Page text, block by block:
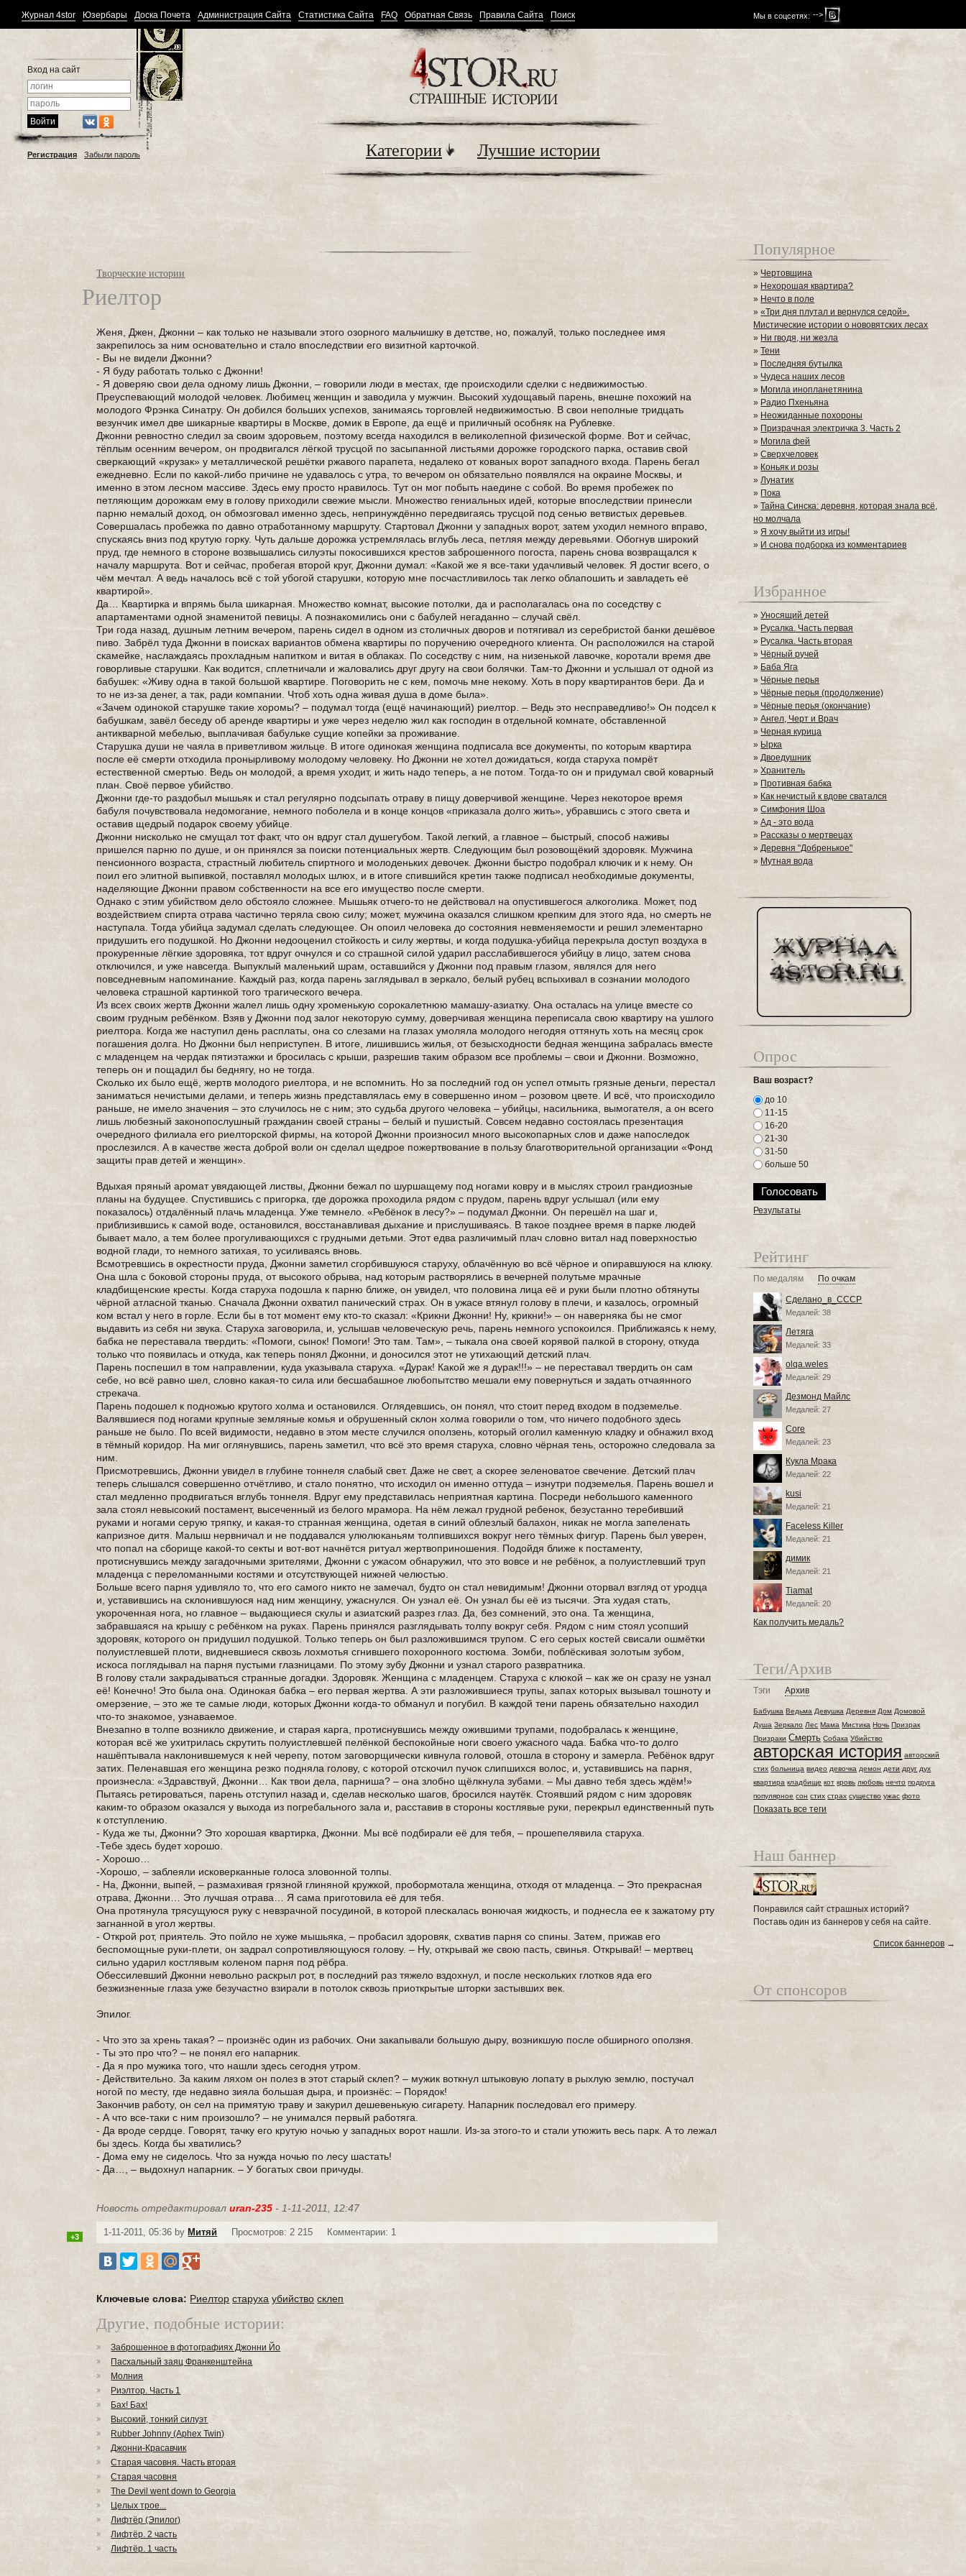
Мы в соцсетях: -->
Журнал 4stor Юзербары Доска Почета Администрация Сайта Статистика Сайта FAQ Обратная Связь Правила Сайта Поиск
Вход на сайт
Регистрация Забыли пароль Категории Лучшие истории
Творческие истории
Риелтор
Женя, Джен, Джонни – как только не называли этого озорного мальчишку в детстве, но, пожалуй, только последнее имя
закрепилось за ним основательно и стало впоследствии его визитной карточкой.
- Вы не видели Джонни?
- Я буду работать только с Джонни!
- Я доверяю свои дела одному лишь Джонни, – говорили люди в местах, где происходили сделки с недвижимостью.
Преуспевающий молодой человек. Любимец женщин и заводила у мужчин. Высокий худощавый парень, внешне похожий на
молодого Фрэнка Синатру. Он добился больших успехов, занимаясь торговлей недвижимостью. В свои неполные тридцать
везунчик имел две шикарные квартиры в Москве, домик в Европе, да ещё и приличный особняк на Рублевке.
Джонни ревностно следил за своим здоровьем, поэтому всегда находился в великолепной физической форме. Вот и сейчас,
тёплым осенним вечером, он продвигался лёгкой трусцой по засыпанной листьями дорожке городского парка, оставив свой
сверкающий «крузак» у металлической решётки ржавого парапета, недалеко от кованых ворот западного входа. Парень бегал
ежедневно. Если по какой-либо причине не удавалось с утра, то вечером он обязательно появлялся на окраине Москвы, и
именно в этом лесном массиве. Здесь ему просто нравилось. Тут он мог побыть наедине с собой. Во время пробежек по
петляющим дорожкам ему в голову приходили свежие мысли. Множество гениальных идей, которые впоследствии принесли
парню немалый доход, он обмозговал именно здесь, непринуждённо передвигаясь трусцой под сенью ветвистых деревьев.
Совершалась пробежка по давно отработанному маршруту. Стартовал Джонни у западных ворот, затем уходил немного вправо,
спускаясь вниз под крутую горку. Чуть дальше дорожка устремлялась вглубь леса, петляя между деревьями. Обогнув широкий
пруд, где немного в стороне возвышались силуэты покосившихся крестов заброшенного погоста, парень снова возвращался к
началу маршрута. Вот и сейчас, пробегая второй круг, Джонни думал: «Какой же я все-таки удачливый человек. Я достиг всего, о
чём мечтал. А ведь началось всё с той убогой старушки, которую мне посчастливилось так легко облапошить и завладеть её
квартирой».
Да… Квартирка и впрямь была шикарная. Множество комнат, высокие потолки, да и располагалась она по соседству с
апартаментами одной знаменитой певицы. А познакомились они с бабулей негаданно – случай свёл.
Три года назад, душным летним вечером, парень сидел в одном из столичных дворов и потягивал из серебристой банки дешёвое
пиво. Забрёл туда Джонни в поисках вариантов обмена квартиры по поручению очередного клиента. Он расположился на старой
скамейке, наслаждаясь прохладным напитком и витая в облаках. По соседству с ним, на низенькой лавочке, коротали время две
говорливые старушки. Как водится, сплетничали и жаловались друг другу на свои болячки. Там-то Джонни и услышал от одной из
бабушек: «Живу одна в такой большой квартире. Поговорить не с кем, помочь мне некому. Хоть в пору квартирантов бери. Да и
то не из-за денег, а так, ради компании. Чтоб хоть одна живая душа в доме была».
«Зачем одинокой старушке такие хоромы? – подумал тогда (ещё начинающий) риелтор. – Ведь это несправедливо!» Он подсел к
бабушкам, завёл беседу об аренде квартиры и уже через неделю жил как господин в отдельной комнате, обставленной
антикварной мебелью, выплачивая бабульке сущие копейки за проживание.
Старушка души не чаяла в приветливом жильце. В итоге одинокая женщина подписала все документы, по которым квартира
после её смерти отходила пронырливому молодому человеку. Но Джонни не хотел дожидаться, когда старуха помрёт
естественной смертью. Ведь он молодой, а время уходит, и жить надо теперь, а не потом. Тогда-то он и придумал свой коварный
план. Своё первое убийство.
Джонни где-то раздобыл мышьяк и стал регулярно подсыпать отраву в пищу доверчивой женщине. Через некоторое время
бабуля почувствовала недомогание, немного поболела и в конце концов «приказала долго жить», убравшись с этого света и
оставив щедрый подарок своему убийце.
Джонни нисколько не смущал тот факт, что он вдруг стал душегубом. Такой легкий, а главное – быстрый, способ наживы
пришелся парню по душе, и он принялся за поиски потенциальных жертв. Следующим был розовощёкий здоровяк. Мужчина
пенсионного возраста, страстный любитель спиртного и молоденьких девочек. Джонни быстро подобрал ключик и к нему. Он
поил его элитной выпивкой, поставлял молодых шлюх, и в итоге спившийся кретин также подписал необходимые документы,
наделяющие Джонни правом собственности на все его имущество после смерти.
Однако с этим убийством дело обстояло сложнее. Мышьяк отчего-то не действовал на опустившегося алкоголика. Может, под
воздействием спирта отрава частично теряла свою силу; может, мужчина оказался слишком крепким для этого яда, но смерть не
наступала. Тогда убийца задумал сделать следующее. Он опоил человека до состояния невменяемости и решил элементарно
придушить его подушкой. Но Джонни недооценил стойкость и силу жертвы, и когда подушка-убийца перекрыла доступ воздуха в
прокуренные лёгкие здоровяка, тот вдруг очнулся и со страшной силой ударил расслабившегося убийцу в лицо, затем снова
отключился, и уже навсегда. Выпуклый маленький шрам, оставшийся у Джонни под правым глазом, являлся для него
повседневным напоминание. Каждый раз, когда парень заглядывал в зеркало, белый рубец вспыхивал в сознании молодого
человека страшной картинкой того трагического вечера.
Из всех своих жертв Джонни жалел лишь одну хроменькую сорокалетнюю мамашу-азиатку. Она осталась на улице вместе со
своим грудным ребёнком. Взяв у Джонни под залог некоторую сумму, доверчивая женщина переписала свою квартиру на ушлого
риелтора. Когда же наступил день расплаты, она со слезами на глазах умоляла молодого негодяя оттянуть хоть на месяц срок
погашения долга. Но Джонни был неприступен. В итоге, лишившись жилья, от безысходности бедная женщина забралась вместе
с младенцем на чердак пятиэтажки и бросилась с крыши, разрешив таким образом все проблемы – свои и Джонни. Возможно,
теперь он и пощадил бы беднягу, но не тогда.
Сколько их было ещё, жертв молодого риелтора, и не вспомнить. Но за последний год он успел отмыть грязные деньги, перестал
заниматься нечистыми делами, и теперь жизнь представлялась ему в совершенно ином – розовом цвете. И всё, что происходило
раньше, не имело значения – это случилось не с ним; это судьба другого человека – убийцы, насильника, вымогателя, а он всего
лишь любезный законопослушный гражданин своей страны – белый и пушистый. Совсем недавно состоялась презентация
очередного филиала его риелторской фирмы, на которой Джонни произносил много высокопарных слов и даже напоследок
прослезился. А в качестве жеста доброй воли он сделал щедрое пожертвование в пользу благотворительной организации «Фонд
защиты прав детей и женщин».
Вдыхая пряный аромат увядающей листвы, Джонни бежал по шуршащему под ногами ковру и в мыслях строил грандиозные
планы на будущее. Спустившись с пригорка, где дорожка проходила рядом с прудом, парень вдруг услышал (или ему
показалось) отдалённый плачь младенца. Уже темнело. «Ребёнок в лесу?» – подумал Джонни. Он перешёл на шаг и,
приблизившись к самой воде, остановился, восстанавливая дыхание и прислушиваясь. В такое позднее время в парке людей
бывает мало, а тем более прогуливающихся с грудными детьми. Этот едва различимый плач словно витал над поверхностью
водной глади, то немного затихая, то усиливаясь вновь.
Всмотревшись в окрестности пруда, Джонни заметил сгорбившуюся старуху, облачённую во всё чёрное и опиравшуюся на клюку.
Она шла с боковой стороны пруда, от высокого обрыва, над которым растворялись в вечерней полутьме мрачные
кладбищенские кресты. Когда старуха подошла к парню ближе, он увидел, что половина лица её и руки были плотно обтянуты
чёрной атласной тканью. Сначала Джонни охватил панический страх. Он в ужасе втянул голову в плечи, и казалось, огромный
ком встал у него в горле. Если бы в тот момент ему кто-то сказал: «Крикни Джонни! Ну, крикни!» – он наверняка бы не смог
выдавить из себя ни звука. Старуха заговорила, и, услышав человеческую речь, парень немного успокоился. Приближаясь к нему,
бабка не переставала твердить: «Помоги, сынок! Помоги! Это там. Там», – тыкала она своей корявой палкой в сторону, откуда
только что появилась и откуда, как теперь понял Джонни, и доносился этот не утихающий детский плач.
Парень поспешил в том направлении, куда указывала старуха. «Дурак! Какой же я дурак!!!» – не переставал твердить он сам
себе, но всё равно шел, словно какая-то сила или бесшабашное любопытство мешали ему повернуться и задать отчаянного
стрекача.
Парень подошел к подножью крутого холма и остановился. Оглядевшись, он понял, что стоит перед входом в подземелье.
Валявшиеся под ногами крупные земляные комья и обрушенный склон холма говорили о том, что ничего подобного здесь
раньше не было. По всей видимости, недавно в этом месте случился оползень, который оголил каменную кладку и обнажил вход
в тёмный коридор. На миг оглянувшись, парень заметил, что всё это время старуха, словно чёрная тень, осторожно следовала за
ним.
Присмотревшись, Джонни увидел в глубине тоннеля слабый свет. Даже не свет, а скорее зеленоватое свечение. Детский плач
теперь слышался совершенно отчётливо, и стало понятно, что исходил он именно оттуда – изнутри подземелья. Парень вошел и
стал медленно продвигаться вглубь тоннеля. Вдруг ему представилась неприятная картина. Посреди небольшого каменного
зала стоял невысокий постамент, высеченный из белого мрамора. На нём лежал грудной ребенок, безустанно теребивший
руками и ногами серую тряпку, и какая-то странная женщина, одетая в синий облезлый балахон, никак не могла запеленать
капризное дитя. Малыш нервничал и не поддавался улюлюканьям толпившихся вокруг него тёмных фигур. Парень был уверен,
что попал на сборище какой-то секты и вот-вот начнётся ритуал жертвоприношения. Подойдя ближе к постаменту,
протиснувшись между загадочными зрителями, Джонни с ужасом обнаружил, что это вовсе и не ребёнок, а полуистлевший труп
младенца с переломанными костями и отсутствующей нижней челюстью.
Больше всего парня удивляло то, что его самого никто не замечал, будто он стал невидимым! Джонни оторвал взгляд от уродца
и, уставившись на склонившуюся над ним женщину, ужаснулся. Он узнал её. Он узнал бы её из тысячи. Эта худая стать,
укороченная нога, но главное – выдающиеся скулы и азиатский разрез глаз. Да, без сомнений, это она. Та женщина,
забравшаяся на крышу с ребёнком на руках. Парень принялся разглядывать толпу вокруг себя. Рядом с ним стоял усопший
здоровяк, которого он придушил подушкой. Только теперь он был разложившимся трупом. С его серых костей свисали ошмётки
полуистлевшей плоти, видневшиеся сквозь лохмотья сгнившего похоронного костюма. Зомби, поблёскивая золотым зубом,
искоса поглядывал на парня пустыми глазницами. По этому зубу Джонни и узнал старого развратника.
В голову стали закрадываться странные догадки. Здоровяк. Женщина с младенцем. Старуха с клюкой – как же он сразу не узнал
её! Конечно! Это была она. Одинокая бабка – его первая жертва. А эти разложившиеся трупы, запах которых вызывал тошноту и
омерзение, – это же те самые люди, которых Джонни когда-то обманул и погубил. В каждой тени парень обязательно находил
что-то знакомое, узнаваемое.
Внезапно в толпе возникло движение, и старая карга, протиснувшись между ожившими трупами, подобралась к женщине,
которая всё же ухитрилась скрутить полуистлевшей пелёнкой беспокойные ноги своего ужасного чада. Бабка что-то долго
нашёптывала наклонившемуся к ней черепу, потом заговорщически кивнула головой, отошла в сторону и замерла. Ребёнок вдруг
затих. Пеленавшая его женщина резко подняла голову, с которой отскочил пучок слипшихся волос, и, уставившись на парня,
произнесла: «Здравствуй, Джонни… Как твои дела, парниша? – она злобно щёлкнула зубами. – Мы давно тебя здесь ждём!»
Пытаясь ретироваться, парень отступил назад и, сделав несколько шагов, бросился наутёк. Стоявший рядом с ним здоровяк
каким-то образом оказался у выхода из погребального зала и, расставив в стороны костлявые руки, перекрыл единственный путь
к отступлению.
- Куда же ты, Джонни? Это хорошая квартирка, Джонни. Мы всё подбирали её для тебя, – прошепелявила старуха.
-Тебе здесь будет хорошо.
- Хорошо…
-Хорошо, – заблеяли исковерканные голоса зловонной толпы.
- На, Джонни, выпей, – размахивая грязной глиняной кружкой, пробормотала женщина, отходя от младенца. – Это прекрасная
отрава, Джонни… Это лучшая отрава… Я сама приготовила её для тебя.
Она протянула трясущуюся руку с невзрачной посудиной, в которой плескалась вонючая жидкость, и поднесла ее к зажатому рту
загнанной в угол жертвы.
- Открой рот, приятель. Это пойло не хуже мышьяка, – пробасил здоровяк, схватив парня со спины. Затем, прижав его
беспомощные руки-плети, он задрал сопротивляющуюся голову. – Ну, открывай же свою пасть, свинья. Открывай! – мертвец
сильно ударил костлявым коленом парня под рёбра.
Обессилевший Джонни невольно раскрыл рот, в последний раз тяжело вздохнул, и после нескольких глотков яда его
безжизненные глаза уже безучастно взирали в потолок сквозь приоткрытые шторки застывших век.
Эпилог.
- Что это за хрень такая? – произнёс один из рабочих. Они закапывали большую дыру, возникшую после обширного оползня.
- Ты это про что? – не понял его напарник.
- Да я про мужика того, что нашли здесь сегодня утром.
- Действительно. За каким ляхом он полез в этот старый склеп? – мужик воткнул штыковую лопату в рыхлую землю, постучал
ногой по месту, где недавно зияла большая дыра, и произнёс: – Порядок!
Закончив работу, он сел на примятую траву и закурил дешевенькую сигарету. Напарник последовал его примеру.
- А что все-таки с ним произошло? – не унимался первый работяга.
- Да вроде сердце. Говорят, тачку его крутую ночью у западных ворот нашли. Из-за этого-то и стали утюжить весь парк. А то лежал
бы здесь. Когда бы хватились?
- Дома ему не сиделось. Что за нужда ночью по лесу шастать!
- Да…, – выдохнул напарник. – У богатых свои причуды.
Новость отредактировалuran-235 - 1-11-2011, 12:47
1-11-2011, 05:36 by Митяй Просмотров: 2 215 Комментарии: 1
+3
Ключевые слова: Риелтор старуха убийство склеп
Другие, подобные истории:
Заброшенное в фотографиях Джонни Йо
Пасхальный заяц Франкенштейна
Молния
Риэлтор. Часть 1
Бах! Бах!
Высокий, тонкий силуэт
Rubber Johnny (Aphex Twin)
Джонни-Красавчик
Старая часовня. Часть вторая
Старая часовня
The Devil went down to Georgia
Целых трое...
Лифтёр (Эпилог)
Лифтёр. 2 часть
Лифтёр. 1 часть
Популярное
» Чертовщина
» Нехорошая квартира?
» Нечто в поле
»«Три дня плутал и вернулся седой».
Мистические истории о нововятских лесах
» Ни гводя, ни жезла
»Тени
» Последняя бутылка
» Чудеса наших лесов
» Могила инопланетянина
» Радио Пхеньяна
» Неожиданные похороны
» Призрачная электричка 3. Часть 2
» Могила фей
»Сверхчеловек
» Коньяк и розы
»Лунатик
» Пока
»Тайна Синска: деревня, которая знала всё,
но молчала
»Я хочу выйти из игры!
» И снова подборка из комментариев
Избранное
»Уносящий детей
» Русалка. Часть первая
» Русалка. Часть вторая
» Чёрный ручей
» Баба Яга
» Чёрные перья
»Чёрные перья (продолжение)
» Чёрные перья (окончание)
»Ангел, Черт и Врач
» Черная курица
» Ырка
»Двоедушник
»Хранитель
» Противная бабка
» Как нечистый к вдове сватался
»Симфония Шоа
»Ад - это вода
» Рассказы о мертвецах
»Деревня "Добренькое"
» Мутная вода
Опрос
Ваш возраст?
до 10
11-15
16-20
21-30
31-50
больше 50
Результаты
Рейтинг
По медалям По очкам
Сделано_в_СССР
Медалей: 38
Летяга
Медалей: 33
olqa.weles
Медалей: 29
Дезмонд Майлс
Медалей: 27
Core
Медалей: 23
Кукла Мрака
Медалей: 22
kusi
Медалей: 21
Faceless Killer
Медалей: 21
димик
Медалей: 21
Tiamat
Медалей: 20
Как получить медаль?
Теги/Архив
Тэги Архив
Бабушка Ведьма Девушка Деревня Дом Домовой
Душа Зеркало Лес Мама Мистика Ночь Призрак
Призраки Смерть Собака Убийство
авторская история авторский
стих больница видео девочка демон дети друг дух
квартира кладбище кот кровь любовь нечто подруга
популярное сон стих страх существо ужас фото
Показать все теги
Наш баннер
Понравился сайт страшных историй?
Поставь один из баннеров у себя на сайте.
Список баннеров →
От спонсоров